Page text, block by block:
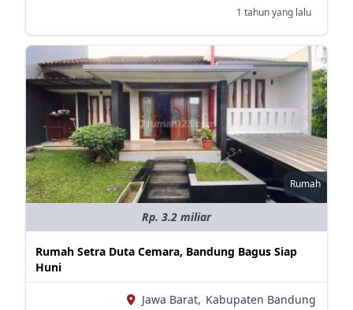
1 tahun yang lalu
Rumah
Rp. 3.2 miliar
Rumah Setra Duta Cemara, Bandung Bagus Siap
Huni
Jawa Barat, Kabupaten Bandung